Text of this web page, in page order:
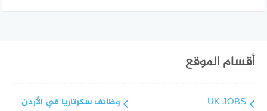
أقسام الموقع
UK JOBS وظائف سكرتاريا في الأردن